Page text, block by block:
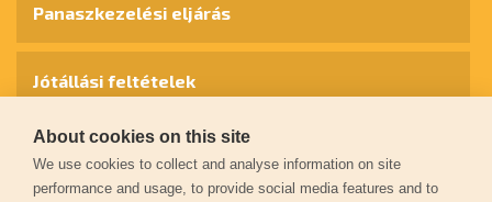
Panaszkezelési eljárás
Jótállási feltételek
Személyes adatok védelme
About cookies on this site
We use cookies to collect and analyse information on site
performance and usage, to provide social media features and to